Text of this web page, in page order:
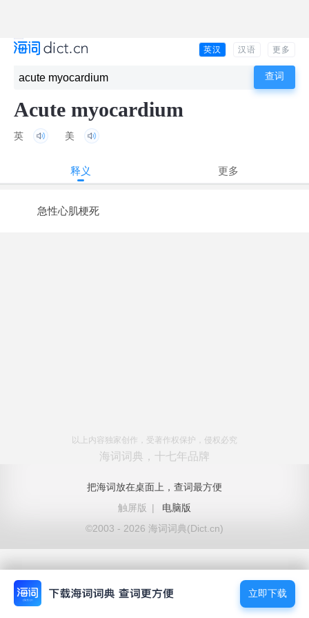
英汉 汉语 更多
Acute myocardium
英 美
释义 更多
急性心肌梗死
以上内容独家创作，受著作权保护，侵权必究
海词词典，十七年品牌
把海词放在桌面上，查词最方便
触屏版
|
电脑版
©2003 - 2026 海词词典(Dict.cn)
立即下载
立即下载